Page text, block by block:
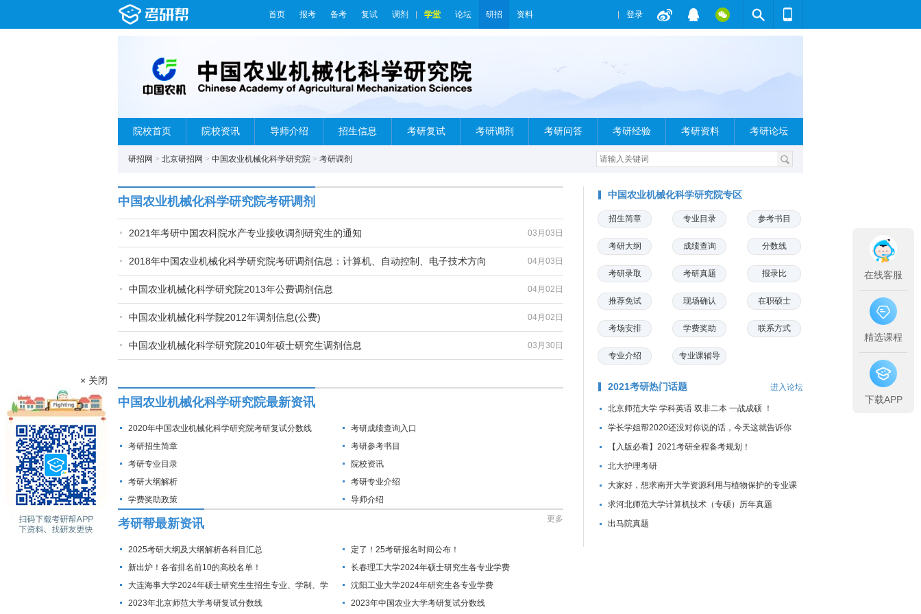
首页 报考 备考 复试 调剂 学堂 论坛 研招 资料 登录
院校首页 院校资讯 导师介绍 招生信息 考研复试 考研调剂 考研问答 考研经验 考研资料 考研论坛
研招网 > 北京研招网 > 中国农业机械化科学研究院 > 考研调剂
中国农业机械化科学研究院考研调剂
03月03日
2021年考研中国农科院水产专业接收调剂研究生的通知
04月03日
2018年中国农业机械化科学研究院考研调剂信息：计算机、自动控制、电子技术方向
04月02日
中国农业机械化科学研究院2013年公费调剂信息
04月02日
中国农业机械化科学院2012年调剂信息(公费)
03月30日
中国农业机械化科学研究院2010年硕士研究生调剂信息
中国农业机械化科学研究院最新资讯
2020年中国农业机械化科学研究院考研复试分数线
考研成绩查询入口
考研招生简章
考研参考书目
考研专业目录
院校资讯
考研大纲解析
考研专业介绍
学费奖助政策
导师介绍
考研帮最新资讯 更多
2025考研大纲及大纲解析各科目汇总
定了！25考研报名时间公布！
新出炉！各省排名前10的高校名单！
长春理工大学2024年硕士研究生各专业学费
大连海事大学2024年硕士研究生生招生专业、学制、学
费标准及拟招生人数
沈阳工业大学2024年研究生各专业学费
2023年北京师范大学考研复试分数线
2023年中国农业大学考研复试分数线
中国农业机械化科学研究院专区
招生简章 专业目录 参考书目
考研大纲 成绩查询 分数线
考研录取 考研真题 报录比
推荐免试 现场确认 在职硕士
考场安排 学费奖助 联系方式
专业介绍 专业课辅导
2021考研热门话题 进入论坛
北京师范大学 学科英语 双非二本 一战成硕 ！
学长学姐帮2020还没对你说的话，今天这就告诉你
【入版必看】2021考研全程备考规划！
北大护理考研
大家好，想求南开大学资源利用与植物保护的专业课
资料...
求河北师范大学计算机技术（专硕）历年真题
出马院真题
× 关闭
在线客服
精选课程
下载APP